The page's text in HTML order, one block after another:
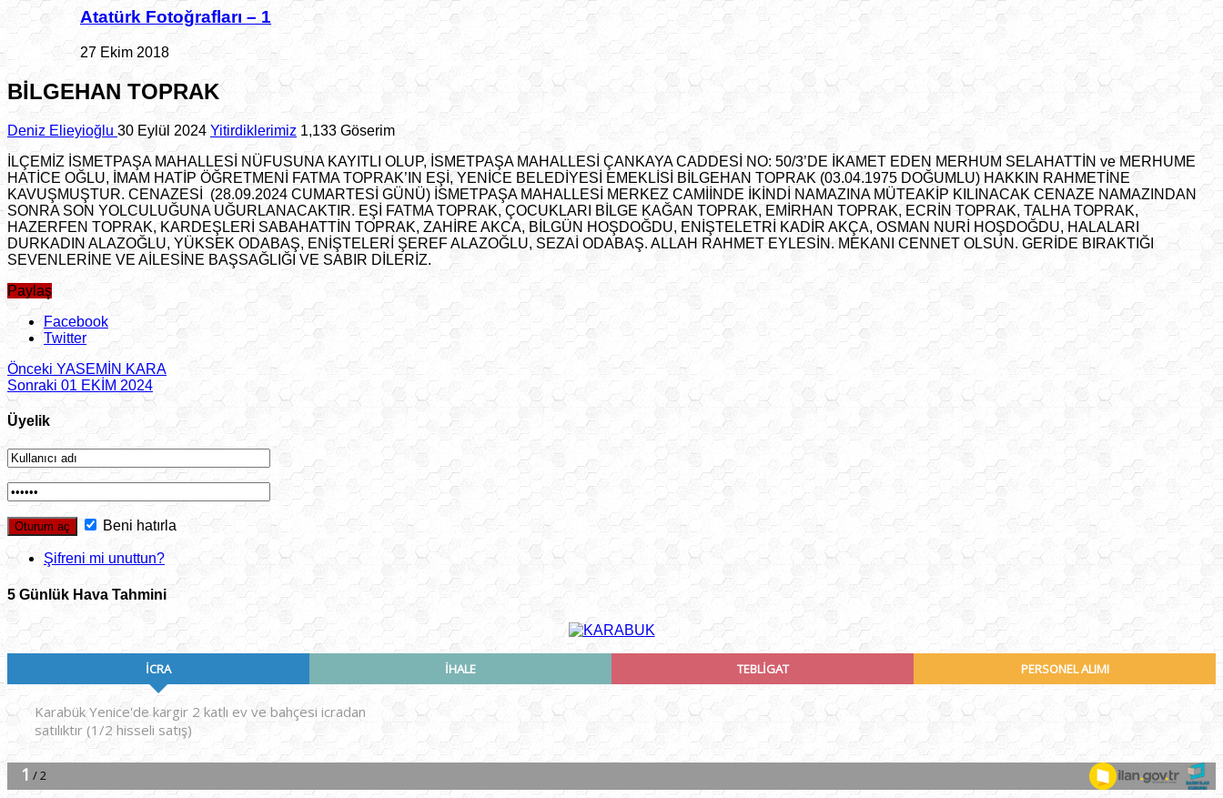
Atatürk Fotoğrafları – 1
27 Ekim 2018
BİLGEHAN TOPRAK
Deniz Elieyioğlu 30 Eylül 2024 Yitirdiklerimiz 1,133 Göserim
İLÇEMİZ İSMETPAŞA MAHALLESİ NÜFUSUNA KAYITLI OLUP, İSMETPAŞA MAHALLESİ ÇANKAYA CADDESİ NO: 50/3’DE İKAMET EDEN MERHUM SELAHATTİN ve MERHUME
HATİCE OĞLU, İMAM HATİP ÖĞRETMENİ FATMA TOPRAK’IN EŞİ, YENİCE BELEDİYESİ EMEKLİSİ BİLGEHAN TOPRAK (03.04.1975 DOĞUMLU) HAKKIN RAHMETİNE
KAVUŞMUŞTUR. CENAZESİ (28.09.2024 CUMARTESİ GÜNÜ) İSMETPAŞA MAHALLESİ MERKEZ CAMİİNDE İKİNDİ NAMAZINA MÜTEAKİP KILINACAK CENAZE NAMAZINDAN
SONRA SON YOLCULUĞUNA UĞURLANACAKTIR. EŞİ FATMA TOPRAK, ÇOCUKLARI BİLGE KAĞAN TOPRAK, EMİRHAN TOPRAK, ECRİN TOPRAK, TALHA TOPRAK,
HAZERFEN TOPRAK, KARDEŞLERİ SABAHATTİN TOPRAK, ZAHİRE AKCA, BİLGÜN HOŞDOĞDU, ENİŞTELETRİ KADİR AKÇA, OSMAN NURİ HOŞDOĞDU, HALALARI
DURKADIN ALAZOĞLU, YÜKSEK ODABAŞ, ENİŞTELERİ ŞEREF ALAZOĞLU, SEZAİ ODABAŞ. ALLAH RAHMET EYLESİN. MEKANI CENNET OLSUN. GERİDE BIRAKTIĞI
SEVENLERİNE VE AİLESİNE BAŞSAĞLIĞI VE SABIR DİLERİZ.
Paylaş
Facebook
Twitter
Önceki YASEMİN KARA
Sonraki 01 EKİM 2024
Üyelik
Beni hatırla
Şifreni mi unuttun?
5 Günlük Hava Tahmini